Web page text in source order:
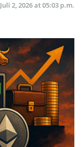
Juli 2, 2026 at 05:03 p.m.